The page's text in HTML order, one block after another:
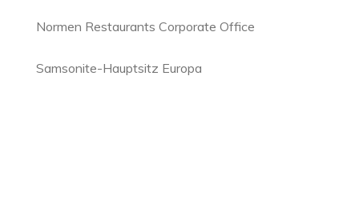
Normen Restaurants Corporate Office
Samsonite-Hauptsitz Europa